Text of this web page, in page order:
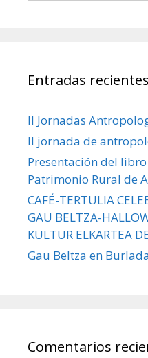
Entradas recientes
II Jornadas
II jornada de
Presentación del
Patrimonio Rural de
CAFÉ-TERTULIA
GAU BELTZA-
KULTUR ELKARTEA
Gau Beltza en
Comentarios